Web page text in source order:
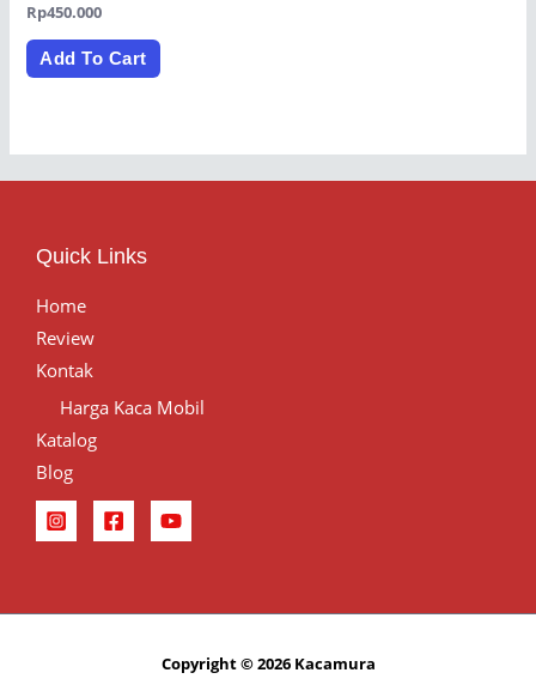
Rated
0
out
Rp450.000
Add To Cart
Quick Links
Home
Review
Kontak
Harga Kaca Mobil
Katalog
Blog
Copyright © 2026 Kacamura